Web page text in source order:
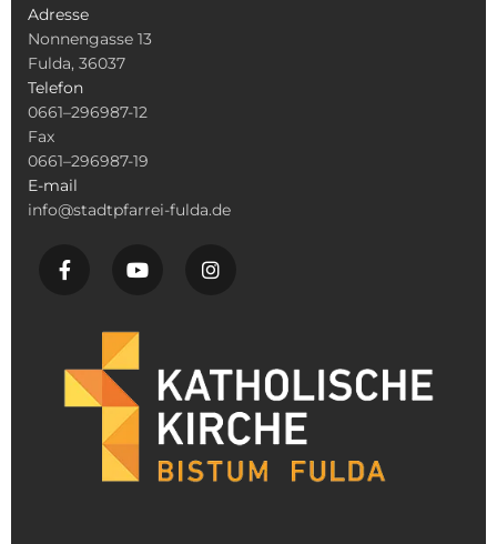
Adresse
Nonnengasse 13
Fulda, 36037
Telefon
0661–296987-12
Fax
0661–296987-19
E-mail
info@stadtpfarrei-fulda.de